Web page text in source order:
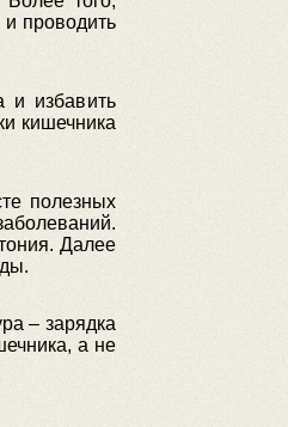
и проводить
и избавить
кишечника
полезных
Далее
– зарядка
а не